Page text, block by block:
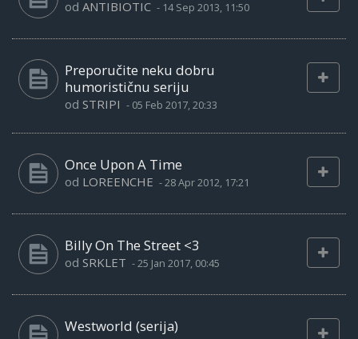
od ANTIBIOTIC - 14 Sep 2013, 11:50
Preporučite neku dobru
humorističnu seriju
od STRIPI - 05 Feb 2017, 20:33
Once Upon A Time
od LOREENCHE -28 Apr 2012, 17:21
Billy On The Street <3
od SRKLET -25 Jan 2017, 00:45
Westworld (serija)